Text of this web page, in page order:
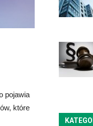
pojawia
które